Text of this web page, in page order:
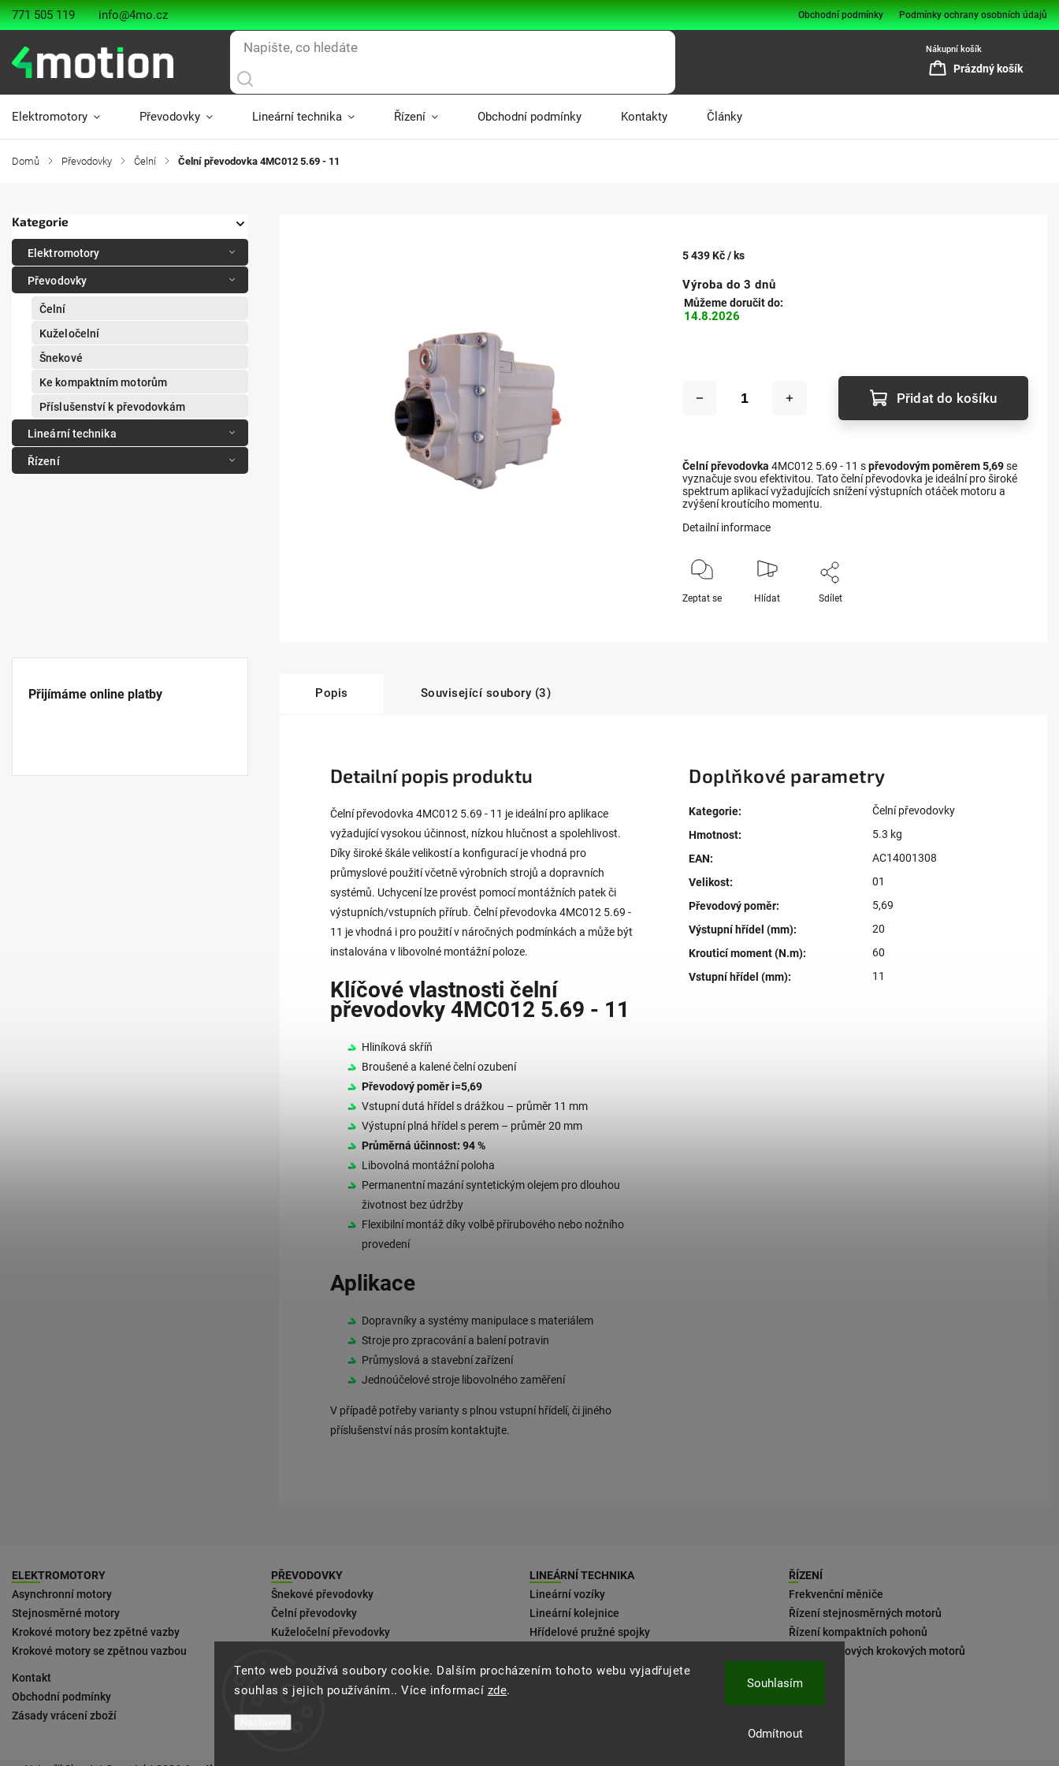
Tento web používá soubory cookie. Dalším procházením tohoto webu vyjadřujete
souhlas s jejich používáním.. Více informací zde.
Odmítnout
Souhlasím
771 505 119 info@4mo.cz Obchodní podmínky Podmínky ochrany osobních údajů
Nákupní košík
Prázdný košík
Elektromotory Převodovky Lineární technika Řízení Obchodní podmínky Kontakty Články
Domů / Převodovky / Čelní / Čelní převodovka 4MC012 5.69 - 11
Kategorie
Elektromotory
Převodovky
Čelní
Kuželočelní
Šnekové
Ke kompaktním motorům
Příslušenství k převodovkám
Lineární technika
Řízení
Přijímáme online platby
5 439 Kč/ ks
Výroba do 3 dnů
Můžeme doručit do:
14.8.2026
Přidat do košíku
Čelní převodovka 4MC012 5.69 - 11 spřevodovým poměrem 5,69se
vyznačuje svou efektivitou. Tato čelní převodovka je ideální pro široké
spektrum aplikací vyžadujících snížení výstupních otáček motoru a
zvýšení kroutícího momentu.
Detailní informace
Zeptat se Hlídat Sdílet
Popis Související soubory (3)
Detailní popis produktu
Čelní převodovka 4MC012 5.69 - 11 je ideální pro aplikace
vyžadující vysokou účinnost, nízkou hlučnost a spolehlivost.
Díky široké škále velikostí a konfigurací je vhodná pro
průmyslové použití včetně výrobních strojů a dopravních
systémů. Uchycení lze provést pomocí montážních patek či
výstupních/vstupních přírub. Čelní převodovka 4MC012 5.69 -
11 je vhodná i pro použití v náročných podmínkách a může být
instalována v libovolné montážní poloze.
Klíčové vlastnosti čelní
převodovky 4MC012 5.69 - 11
Hliníková skříň
Broušené a kalené čelní ozubení
Převodový poměr i=5,69
Vstupní dutá hřídel s drážkou – průměr 11 mm
Výstupní plná hřídel s perem – průměr 20 mm
Průměrná účinnost: 94 %
Libovolná montážní poloha
Permanentní mazání syntetickým olejem pro dlouhou
životnost bez údržby
Flexibilní montáž díky volbě přírubového nebo nožního
provedení
Aplikace
Dopravníky a systémy manipulace s materiálem
Stroje pro zpracování a balení potravin
Průmyslová a stavební zařízení
Jednoúčelové stroje libovolného zaměření
V případě potřeby varianty s plnou vstupní hřídelí, či jiného
příslušenství nás prosím kontaktujte.
Doplňkové parametry
Kategorie:
Čelní převodovky
Hmotnost:
5.3 kg
EAN:
AC14001308
Velikost:
01
Převodový poměr:
5,69
Výstupní hřídel (mm):
20
Krouticí moment (N.m):
60
Vstupní hřídel (mm): 11
ELEKTROMOTORY
Asynchronní motory
Stejnosměrné motory
Krokové motory bez zpětné vazby
Krokové motory se zpětnou vazbou
PŘEVODOVKY
Šnekové převodovky
Čelní převodovky
Kuželočelní převodovky
LINEÁRNÍ TECHNIKA
Lineární vozíky
Lineární kolejnice
Hřídelové pružné spojky
ŘÍZENÍ
Frekvenční měniče
Řízení stejnosměrných motorů
Řízení kompaktních pohonů
Řízení 2fázových krokových motorů
Kontakt
Obchodní podmínky
Zásady vrácení zboží
Podmínky doručení